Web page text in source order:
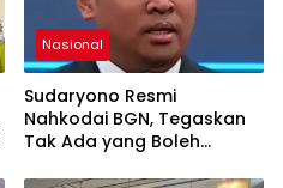
Nasional
Sudaryono Resmi
Nahkodai BGN, Tegaskan
Tak Ada yang Boleh